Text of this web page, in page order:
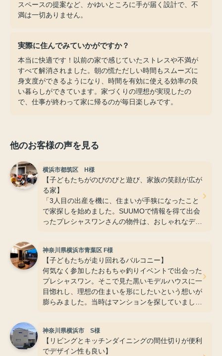
スペースの提案など、かゆいところに手が届く設計で、不
満は一切ありません。
実際に住んでみていかがですか？
本当に快適です！以前の家で感じていたストレスや不満が
すべて解消されました。朝の慌ただしい時間もスムーズに
身支度ができるようになり、時間を有効に使える効率の良
い暮らしができています。家づくりの理想が実現したの
で、仕事が終わって家に帰るのが毎日楽しみです。
他のお客様の声を見る
横浜市都筑区 H様
【子どもたちがのびのびと遊び、家族の笑顔が広が
る家】
「3人目の出産を機に、住まいが手狭になったこと
で家探しを始めました。SUUMOで情報を得て出会
ったプレシャスワンさんの物件は、おしゃれなデザ
のでした。担当の西村さんはレスポンスが非常に早
く、その誠実な対応に安心してお任せできたことが
決め手です。吹き抜けから差し込む柔らかな光の中
で、子どもたちがのびのびと遊び回る姿を眺める時
間は何よりの幸せです。これからもこの家で、家族
みんなで明るく豊かな毎日を積み重ねていけるのが
神奈川県横浜市青葉区 F様
【子どもたちが走り回れるバルコニー】
何気なく参加したおもちゃ釣りイベントで出会った
プレシャスワン。そこで見た黒いモデルハウスに一
目惚れし、理想の住まいを形にしたいという想いが
膨らみました。当時はマンションを探していました
しく走り回れる、そんな夢のような住まいを手に入
れることができました。
神奈川県横浜市 S様
【リビングとキッチンダイニングの間仕切りが便利
でデザイン性も良い】